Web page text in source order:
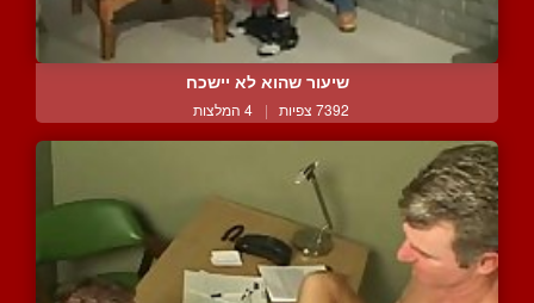
שיעור שהוא לא יישכח
7392 צפיות | 4 המלצות